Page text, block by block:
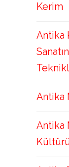
Kerim
Antika
Antika
Antika